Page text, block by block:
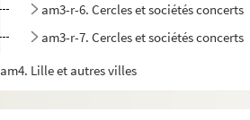
am3-r-6. Cercles et sociétés concerts
am3-r-7. Cercles et sociétés concerts
am4. Lille et autres villes